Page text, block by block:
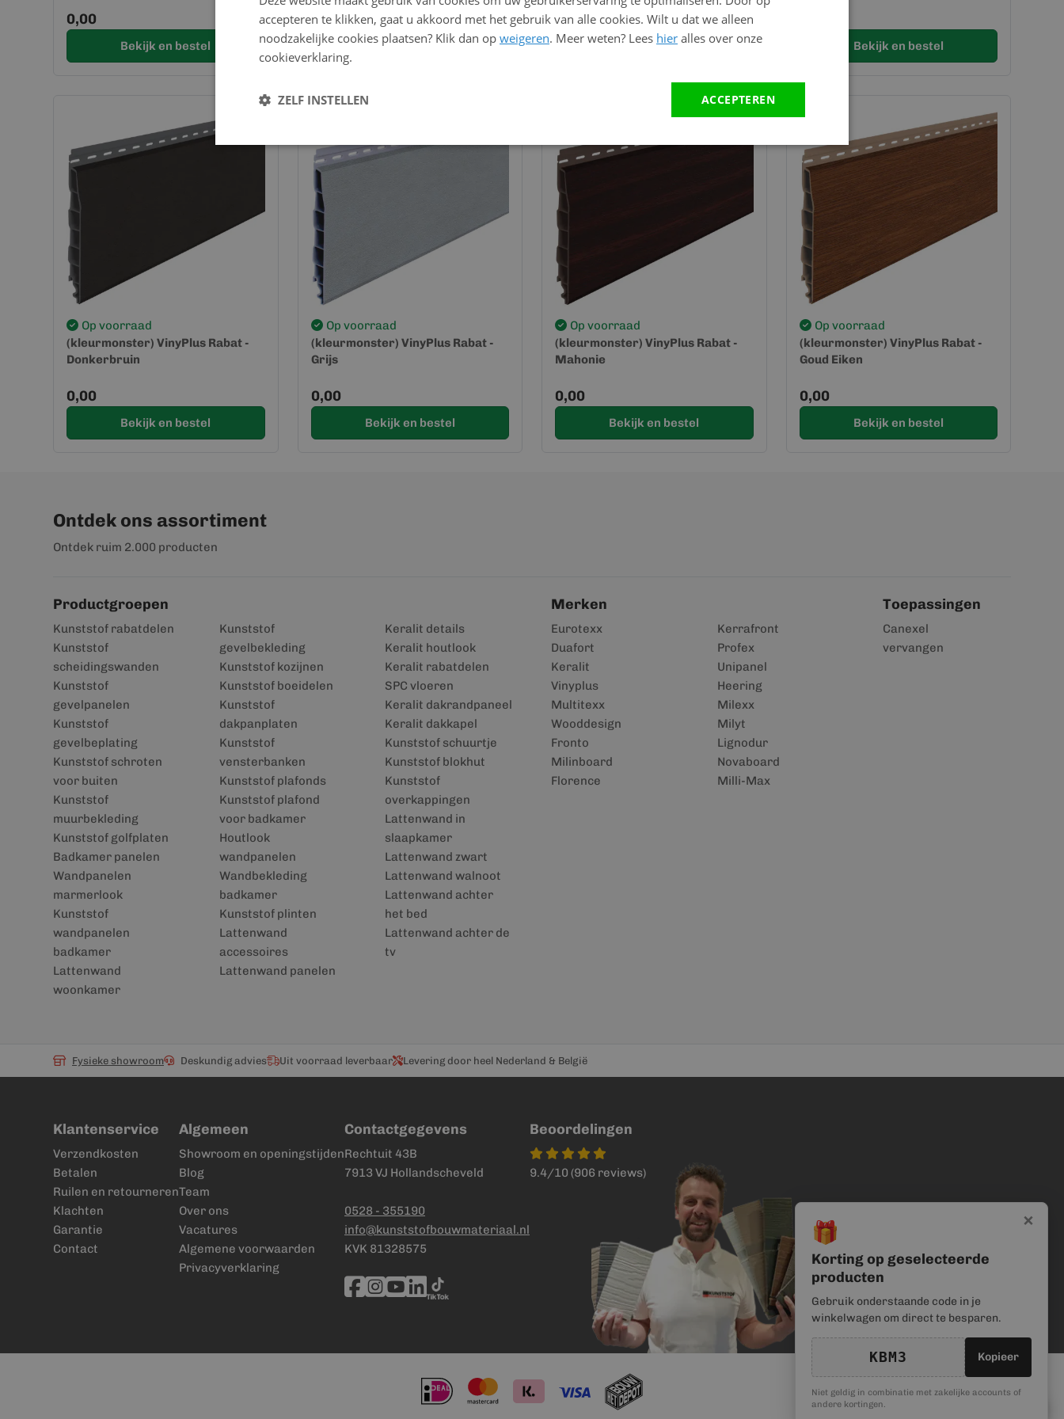
0,00
Bekijk en bestel
0,00
Bekijk en bestel
0,00
Bekijk en bestel Bekijk en bestel
Op voorraad
(kleurmonster) VinyPlus Rabat -
Donkerbruin
0,00
Bekijk en bestel
Op voorraad
(kleurmonster) VinyPlus Rabat -
Grijs
0,00
Bekijk en bestel
Op voorraad
(kleurmonster) VinyPlus Rabat -
Mahonie
0,00
Bekijk en bestel
Op voorraad
(kleurmonster) VinyPlus Rabat -
Goud Eiken
0,00
Bekijk en bestel
Ontdek ons assortiment
Ontdek ruim 2.000 producten
Productgroepen
Kunststof rabatdelen
Kunststof
scheidingswanden
Kunststof
gevelpanelen
Kunststof
gevelbeplating
Kunststof schroten
voor buiten
Kunststof
muurbekleding
Kunststof golfplaten
Badkamer panelen
Wandpanelen
marmerlook
Kunststof
wandpanelen
badkamer
Lattenwand
woonkamer
Kunststof
gevelbekleding
Kunststof kozijnen
Kunststof boeidelen
Kunststof
dakpanplaten
Kunststof
vensterbanken
Kunststof plafonds
Kunststof plafond
voor badkamer
Houtlook
wandpanelen
Wandbekleding
badkamer
Kunststof plinten
Lattenwand
accessoires
Lattenwand panelen
Keralit details
Keralit houtlook
Keralit rabatdelen
SPC vloeren
Keralit dakrandpaneel
Keralit dakkapel
Kunststof schuurtje
Kunststof blokhut
Kunststof
overkappingen
Lattenwand in
slaapkamer
Lattenwand zwart
Lattenwand walnoot
Lattenwand achter
het bed
Lattenwand achter de
tv
Merken
Eurotexx
Duafort
Keralit
Vinyplus
Multitexx
Wooddesign
Fronto
Milinboard
Florence
Kerrafront
Profex
Unipanel
Heering
Milexx
Milyt
Lignodur
Novaboard
Milli-Max
Toepassingen
Canexel
vervangen
Fysieke showroom Deskundig advies Uit voorraad leverbaar Levering door heel Nederland & België
Klantenservice
Verzendkosten
Betalen
Ruilen en retourneren
Klachten
Garantie
Contact
Algemeen
Showroom en openingstijden
Blog
Team
Over ons
Vacatures
Algemene voorwaarden
Privacyverklaring
Contactgegevens
Rechtuit 43B
7913 VJ Hollandscheveld
0528 - 355190
info@kunststofbouwmateriaal.nl
KVK 81328575
Beoordelingen
9.4/10 (906 reviews)
×
🎁
Korting op geselecteerde
producten
Gebruik onderstaande code in je
winkelwagen om direct te besparen.
KBM3 Kopieer
Niet geldig in combinatie met zakelijke accounts of
andere kortingen.
accepteren te klikken, gaat u akkoord met het gebruik van alle cookies. Wilt u dat we alleen
noodzakelijke cookies plaatsen? Klik dan op weigeren. Meer weten? Lees hier alles over onze
cookieverklaring.
ACCEPTEREN
ZELF INSTELLEN